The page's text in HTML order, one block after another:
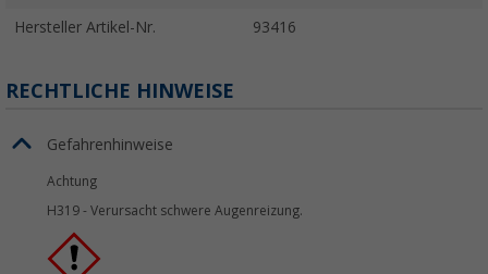
Hersteller Artikel-Nr. 93416
RECHTLICHE HINWEISE
Gefahrenhinweise
Achtung
H319 - Verursacht schwere Augenreizung.